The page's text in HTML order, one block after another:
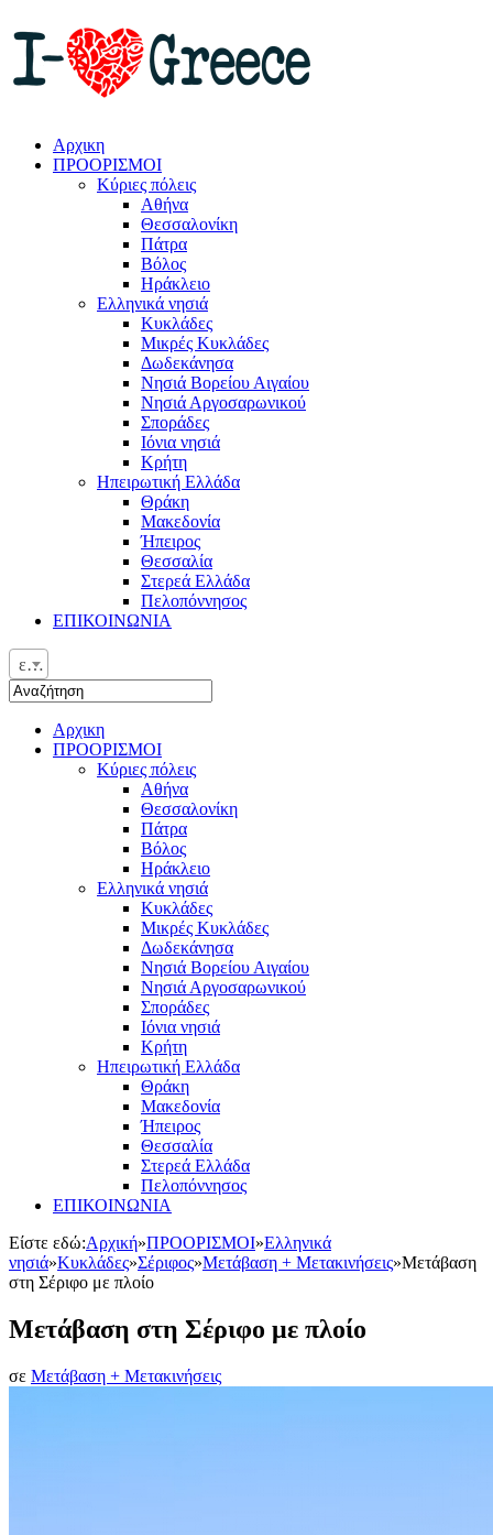
Αρχικη
ΠΡΟΟΡΙΣΜΟΙ
Κύριες πόλεις
Αθήνα
Θεσσαλονίκη
Πάτρα
Βόλος
Ηράκλειο
Ελληνικά νησιά
Κυκλάδες
Μικρές Κυκλάδες
Δωδεκάνησα
Νησιά Βορείου Αιγαίου
Νησιά Αργοσαρωνικού
Σποράδες
Ιόνια νησιά
Κρήτη
Ηπειρωτική Ελλάδα
Θράκη
Μακεδονία
Ήπειρος
Θεσσαλία
Στερεά Ελλάδα
Πελοπόννησος
ΕΠΙΚΟΙΝΩΝΙΑ
ελ
Αρχικη
ΠΡΟΟΡΙΣΜΟΙ
Κύριες πόλεις
Αθήνα
Θεσσαλονίκη
Πάτρα
Βόλος
Ηράκλειο
Ελληνικά νησιά
Κυκλάδες
Μικρές Κυκλάδες
Δωδεκάνησα
Νησιά Βορείου Αιγαίου
Νησιά Αργοσαρωνικού
Σποράδες
Ιόνια νησιά
Κρήτη
Ηπειρωτική Ελλάδα
Θράκη
Μακεδονία
Ήπειρος
Θεσσαλία
Στερεά Ελλάδα
Πελοπόννησος
ΕΠΙΚΟΙΝΩΝΙΑ
Είστε εδώ:Αρχική»ΠΡΟΟΡΙΣΜΟΙ»Ελληνικά
νησιά»Κυκλάδες»Σέριφος»Μετάβαση + Μετακινήσεις»Μετάβαση
στη Σέριφο με πλοίο
Μετάβαση στη Σέριφο με πλοίο
σε Μετάβαση + Μετακινήσεις